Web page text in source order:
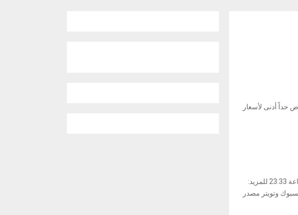
يفرض حداً أدنى لأسعار
«نبض الخليج» مدار الساعة ـ نشر في 2026/08/04 الساعة 23:33 للمزيد:
وتويتر مصدر